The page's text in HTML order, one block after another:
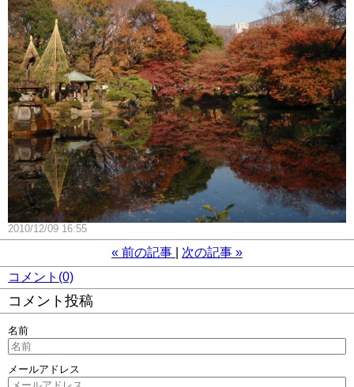
2010/12/09 16:55
« 前の記事 次の記事 »
コメント(0)
コメント投稿
名前
メールアドレス